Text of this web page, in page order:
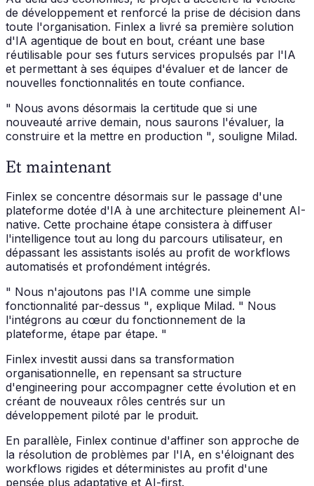
de développement et renforcé la prise de décision dans
toute l'organisation. Finlex a livré sa première solution
d'IA agentique de bout en bout, créant une base
réutilisable pour ses futurs services propulsés par l'IA
et permettant à ses équipes d'évaluer et de lancer de
nouvelles fonctionnalités en toute confiance.
" Nous avons désormais la certitude que si une
nouveauté arrive demain, nous saurons l'évaluer, la
construire et la mettre en production ", souligne Milad.
Et maintenant
Finlex se concentre désormais sur le passage d'une
plateforme dotée d'IA à une architecture pleinement AI-
native. Cette prochaine étape consistera à diffuser
l'intelligence tout au long du parcours utilisateur, en
dépassant les assistants isolés au profit de workflows
automatisés et profondément intégrés.
" Nous n'ajoutons pas l'IA comme une simple
fonctionnalité par-dessus ", explique Milad. " Nous
l'intégrons au cœur du fonctionnement de la
plateforme, étape par étape. "
Finlex investit aussi dans sa transformation
organisationnelle, en repensant sa structure
d'engineering pour accompagner cette évolution et en
créant de nouveaux rôles centrés sur un
développement piloté par le produit.
En parallèle, Finlex continue d'affiner son approche de
la résolution de problèmes par l'IA, en s'éloignant des
workflows rigides et déterministes au profit d'une
pensée plus adaptative et AI-first.